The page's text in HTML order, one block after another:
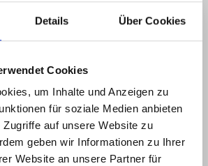
Details Über Cookies
Cookies
um Inhalte und Anzeigen zu
für soziale Medien anbieten
auf unsere Website zu
geben wir Informationen zu Ihrer
Website an unsere Partner für
Geschirr im Überblick:
Systemgeschirr